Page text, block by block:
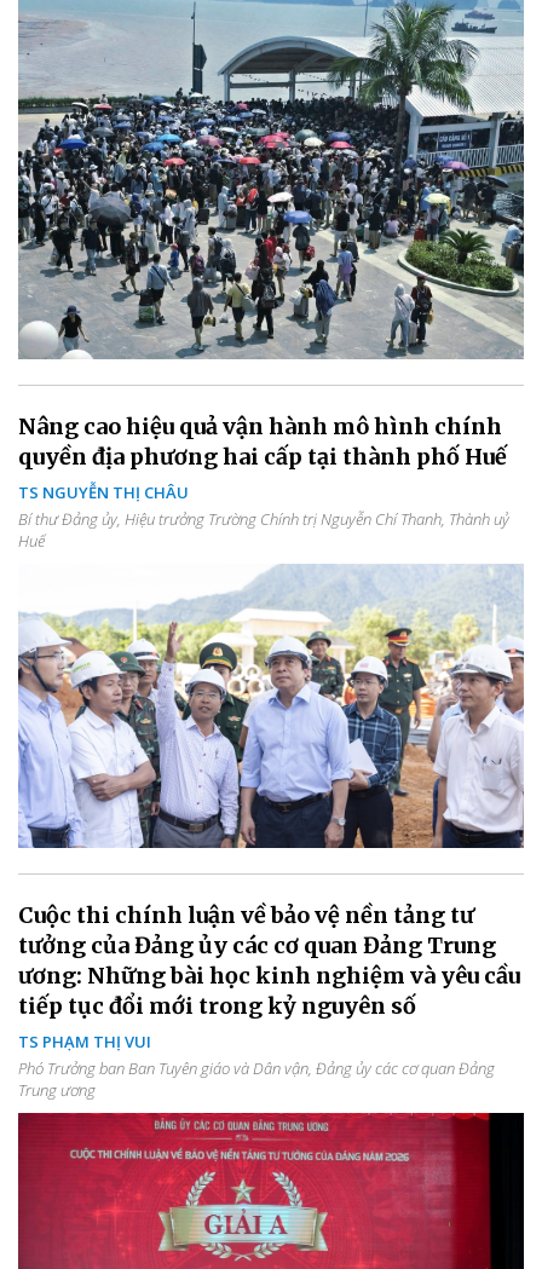
Nâng cao hiệu quả vận hành mô hình chính
quyền địa phương hai cấp tại thành phố Huế
TS NGUYỄN THỊ CHÂU
Bí thư Đảng ủy, Hiệu trưởng Trường Chính trị Nguyễn Chí Thanh, Thành uỷ
Huế
Cuộc thi chính luận về bảo vệ nền tảng tư
tưởng của Đảng ủy các cơ quan Đảng Trung
ương: Những bài học kinh nghiệm và yêu cầu
tiếp tục đổi mới trong kỷ nguyên số
TS PHẠM THỊ VUI
Phó Trưởng ban Ban Tuyên giáo và Dân vận, Đảng ủy các cơ quan Đảng
Trung ương